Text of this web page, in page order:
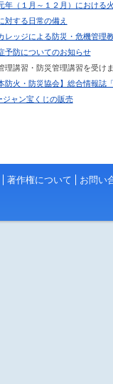
年（１月～１２月）における
対する日常の備え
レッジによる防災・危機管理
予防についてのお知らせ
理講習・防災管理講習を受け
防火・防災協会】総合情報誌
ジャン宝くじの販売
著作権について お問い